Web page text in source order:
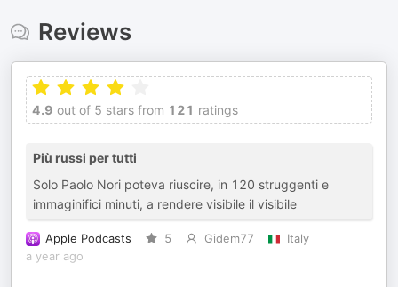
Reviews
4.9 out of 5 stars from 121 ratings
Più russi per tutti
Solo Paolo Nori poteva riuscire, in 120 struggenti e
immaginifici minuti, a rendere visibile il visibile
Apple Podcasts 5 Gidem77
Italy
a year ago